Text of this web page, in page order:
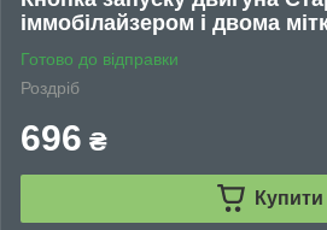
іммобілайзером і двома
Готово до відправки
Роздріб
696 ₴
Купити